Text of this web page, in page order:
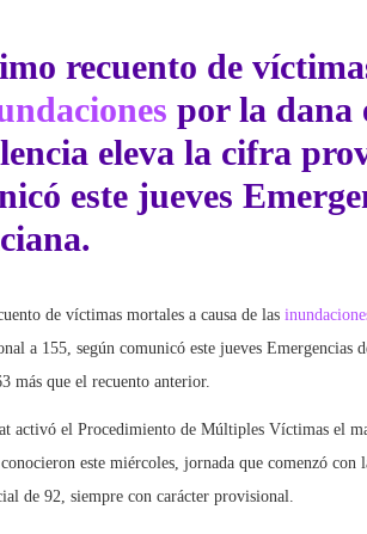
recuento de
por la dana
eleva la cifra
este jueves
de víctimas mortales a causa de las
a 155, según comunicó este jueves
más que el recuento anterior.
activó el Procedimiento de Múltiples Víctimas el
este miércoles, jornada que comenzó
de 92, siempre con carácter provisional.